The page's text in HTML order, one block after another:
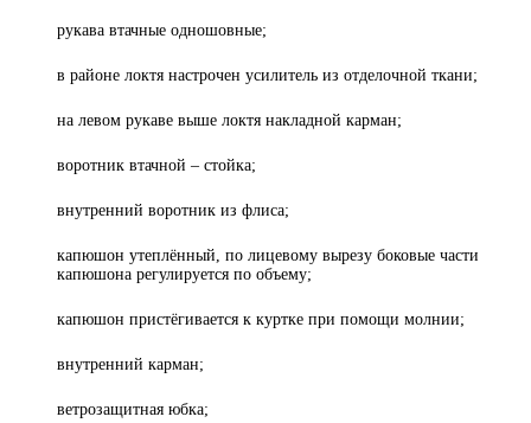
рукава втачные одношовные;
в районе локтя настрочен усилитель из отделочной ткани;
на левом рукаве выше локтя накладной карман;
воротник втачной – стойка;
внутренний воротник из флиса;
капюшон утеплённый, по лицевому вырезу боковые части
капюшона регулируется по объему;
капюшон пристёгивается к куртке при помощи молнии;
внутренний карман;
ветрозащитная юбка;